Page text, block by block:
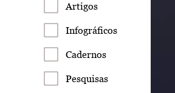
Artigos
Infográficos
Cadernos
Pesquisas